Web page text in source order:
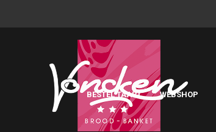
BESTEL TAART WEBSHOP